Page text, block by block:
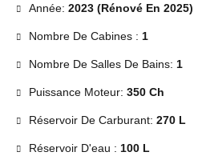
Année: 2023 (Rénové En 2025)
Nombre De Cabines : 1
Nombre De Salles De Bains: 1
Puissance Moteur: 350 Ch
Réservoir De Carburant: 270 L
Réservoir D'eau : 100 L